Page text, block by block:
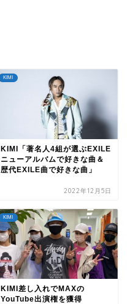
KIMI
KIMI「著名人4組が選ぶEXILE
ニューアルバムで好きな曲＆
歴代EXILE曲で好きな曲」
2022年12月5日
KIMI
KIMI差し入れでMAXの
YouTube出演権を獲得